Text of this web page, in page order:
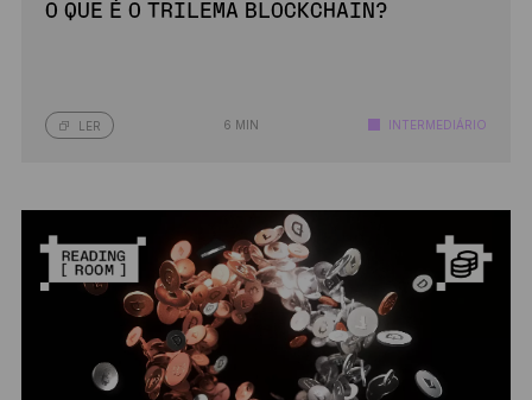
O QUE É O TRILEMA BLOCKCHAIN?
LER 6 MIN INTERMEDIÁRIO